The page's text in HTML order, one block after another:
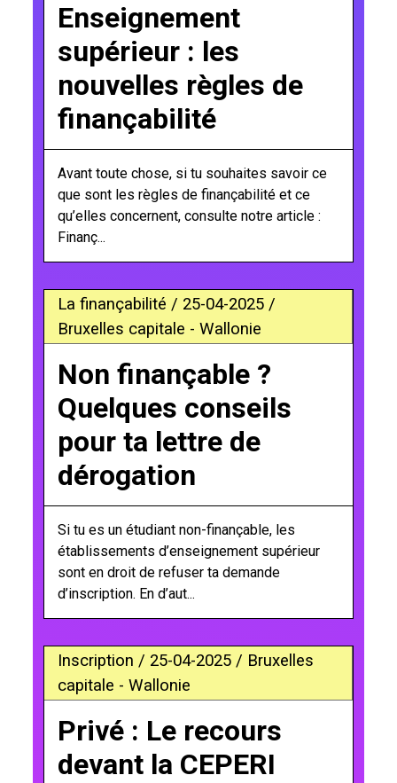
Enseignement
supérieur : les
nouvelles règles de
finançabilité
Avant toute chose, si tu souhaites savoir ce
que sont les règles de finançabilité et ce
qu’elles concernent, consulte notre article :
Finanç...
La finançabilité / 25-04-2025 /
Bruxelles capitale - Wallonie
Non finançable ?
Quelques conseils
pour ta lettre de
dérogation
Si tu es un étudiant non-finançable, les
établissements d’enseignement supérieur
sont en droit de refuser ta demande
d’inscription. En d’aut...
Inscription / 25-04-2025 / Bruxelles
capitale - Wallonie
Privé : Le recours
devant la CEPERI